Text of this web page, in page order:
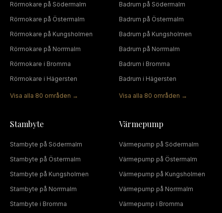
Rörmokare på Södermalm
Rörmokare på Östermalm
Rörmokare på Kungsholmen
Rörmokare på Norrmalm
Rörmokare i Bromma
Rörmokare i Hägersten
Visa alla 80 områden →
Badrum på Södermalm
Badrum på Östermalm
Badrum på Kungsholmen
Badrum på Norrmalm
Badrum i Bromma
Badrum i Hägersten
Visa alla 80 områden →
Stambyte
Stambyte på Södermalm
Stambyte på Östermalm
Stambyte på Kungsholmen
Stambyte på Norrmalm
Stambyte i Bromma
Värmepump
Värmepump på Södermalm
Värmepump på Östermalm
Värmepump på Kungsholmen
Värmepump på Norrmalm
Värmepump i Bromma